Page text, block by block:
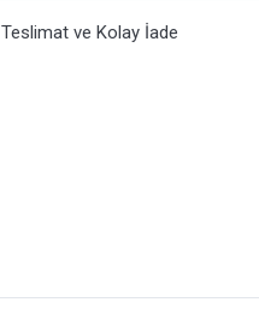
Teslimat ve Kolay İade